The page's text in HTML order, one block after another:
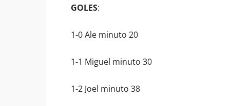
GOLES:
1-0 Ale minuto 20
1-1 Miguel minuto 30
1-2 Joel minuto 38